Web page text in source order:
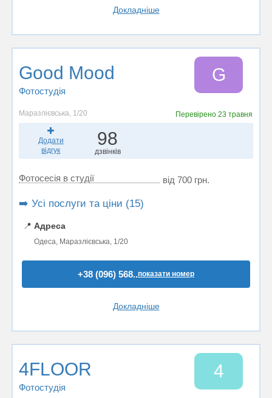
Докладніше
Good Mood
Фотостудiя
G
Маразлієвська, 1/20 Перевірено23 травня
Додати
відгук
98
дзвінків
Фотосесія в студії від 700 грн.
➡️ Усі послуги та ціни (15)
📍 Адреса
Одеса, Маразлієвська, 1/20
+38 (096) 568..показати номер
Докладніше
4FLOOR
Фотостудiя
4